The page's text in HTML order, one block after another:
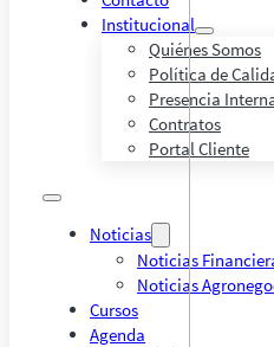
Institucional
Quiénes Somos
Política de
Presencia
Contratos
Portal Cliente
Noticias
Noticias
Noticias
Cursos
Agenda